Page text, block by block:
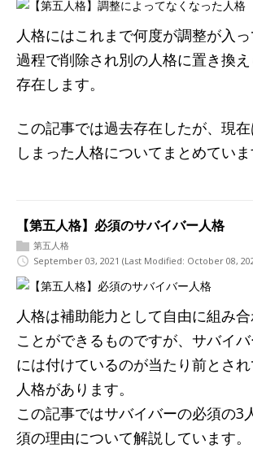
人格にはこれまで何度が調整が入
過程で削除され別の人格に置き換
存在します。
この記事では過去存在したが、現
しまった人格についてまとめていま
【第五人格】必須のサバイバー人格
第五人格
September 03, 2021 (Last Modified: October 08,
人格は補助能力として自由に組み
ことができるものですが、サバイ
には付けているのが当たり前とさ
人格があります。
この記事ではサバイバーの必須の3
須の理由について解説しています。